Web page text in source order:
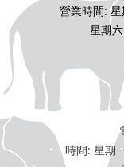
營業時間:
星期
時間: 星期